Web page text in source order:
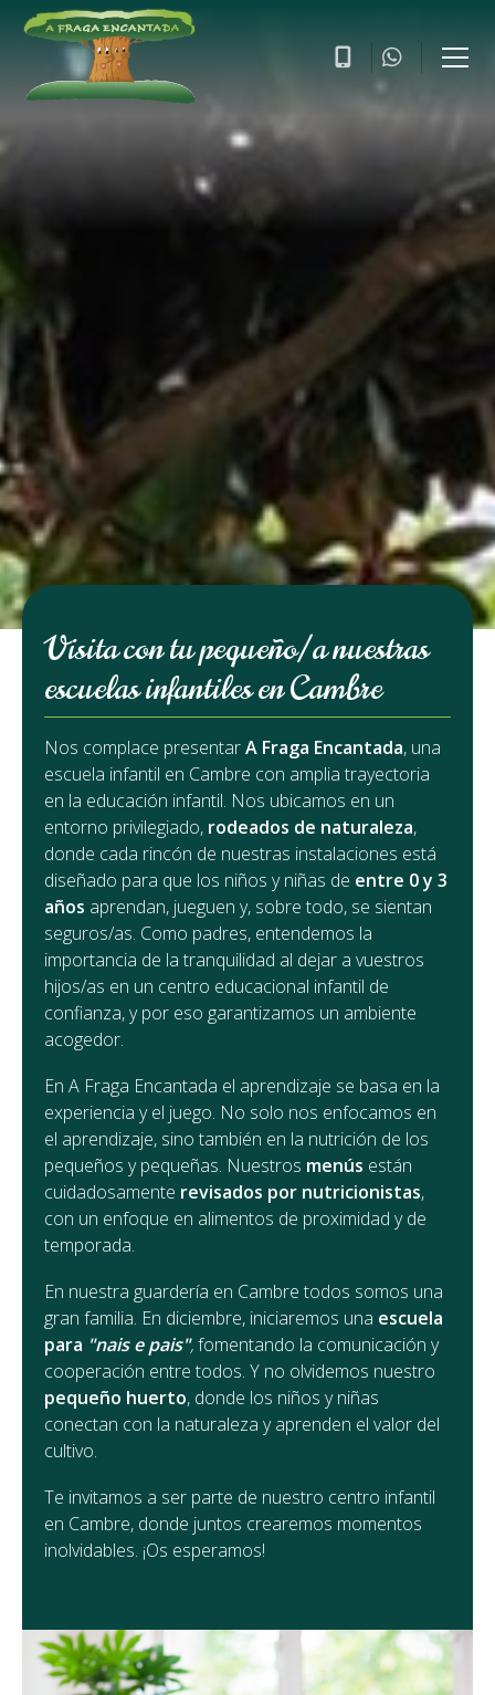
donde prima la diversión
Descubre nuestro método educativo
Visita con tu pequeño/a nuestras
escuelas infantiles en Cambre
Nos complace presentarA Fraga Encantada, una
escuela infantil en Cambre con amplia trayectoria
en la educación infantil. Nos ubicamos en un
entorno privilegiado, rodeados de naturaleza,
donde cada rincón de nuestras instalaciones está
diseñado para que los niños y niñas de entre 0 y 3
años aprendan, jueguen y, sobre todo, se sientan
seguros/as. Como padres, entendemos la
importancia de la tranquilidad al dejar a vuestros
hijos/as en un centro educacional infantil de
confianza, y por eso garantizamos un ambiente
acogedor.
En A Fraga Encantada el aprendizaje se basa en la
experiencia y el juego. No solo nos enfocamos en
el aprendizaje, sino también en la nutrición de los
pequeños y pequeñas. Nuestros menús están
cuidadosamente revisados por nutricionistas,
con un enfoque en alimentos de proximidad y de
temporada.
En nuestra guardería en Cambre todos somos una
gran familia. En diciembre, iniciaremos una escuela
para "nais e pais",fomentando la comunicación y
cooperación entre todos. Y no olvidemos nuestro
pequeño huerto, donde los niños y niñas
conectan con la naturaleza y aprenden el valor del
cultivo.
Te invitamos a ser parte de nuestro centro infantil
en Cambre, donde juntos crearemos momentos
inolvidables. ¡Os esperamos!